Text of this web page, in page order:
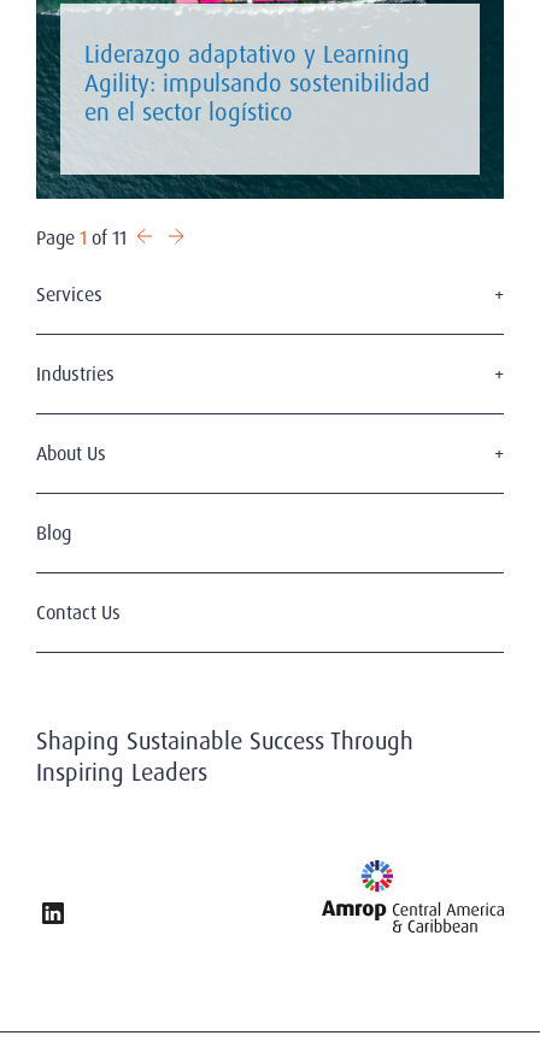
Liderazgo adaptativo y Learning
Agility: impulsando sostenibilidad
en el sector logístico
Page1 of 11
Services
Executive Search
Leadership Assessment
Industries
Automotive & Industrial
Life Sciences
Transportation, Shipping & Logistics
About Us
History
Our Candidates
Blog
Contact Us
Shaping Sustainable Success Through
Inspiring Leaders